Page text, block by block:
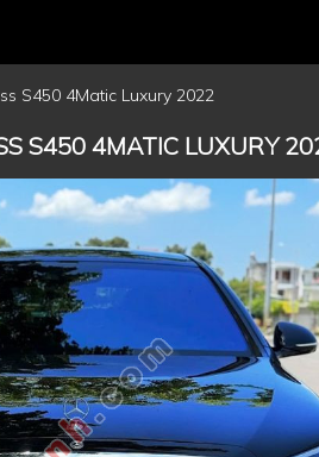
S450 4Matic Luxury 2022
S450 4MATIC LUXURY